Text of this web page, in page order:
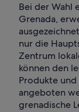
Bei der Wahl
Grenada,
nur die
Zentrum
können den
Produkte
angeboten
grenadische